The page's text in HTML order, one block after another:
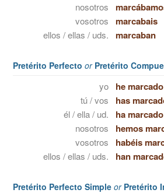
nosotros
vosotros marcabais
ellos / ellas / uds. marcaban
Pretérito Perfecto orPretérito
yo he marcado
tú / vos has
él / ella / ud. ha marcado
nosotros hemos
vosotros habéis
ellos / ellas / uds. han
Pretérito Perfecto Simple orPretérito